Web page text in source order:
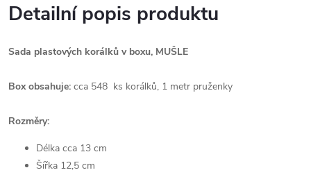
Detailní popis produktu
Sada plastových korálků v boxu, MUŠLE
Box obsahuje: cca 548 ks korálků, 1 metr pruženky
Rozměry:
Délka cca 13 cm
Šířka 12,5 cm